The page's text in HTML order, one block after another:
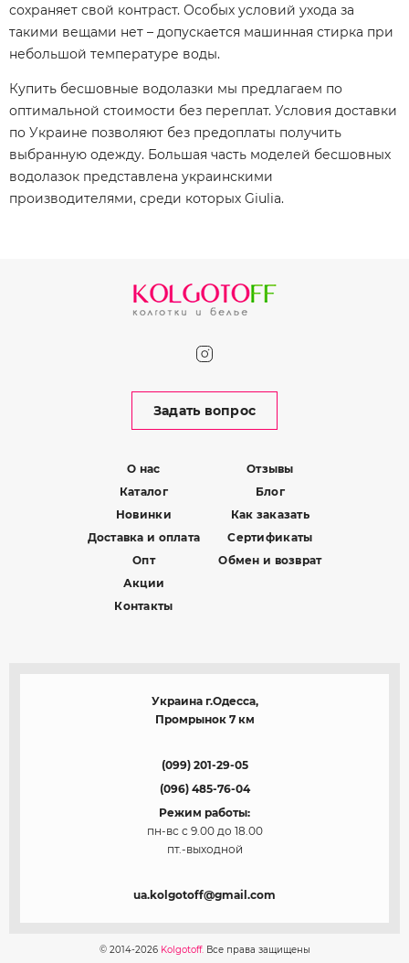
сохраняет свой контраст. Особых условий ухода за
такими вещами нет – допускается машинная стирка при
небольшой температуре воды.
Купить бесшовные водолазки мы предлагаем по
оптимальной стоимости без переплат. Условия доставки
по Украине позволяют без предоплаты получить
выбранную одежду. Большая часть моделей бесшовных
водолазок представлена украинскими
производителями, среди которых Giulia.
Задать вопрос
О нас
Каталог
Новинки
Доставка и оплата
Опт
Акции
Контакты
Отзывы
Блог
Как заказать
Сертификаты
Обмен и возврат
Украина г.Одесса,
Промрынок 7 км
(099) 201-29-05
(096) 485-76-04
Режим работы:
пн-вс с 9.00 до 18.00
пт.-выходной
ua.kolgotoff@gmail.com
© 2014-2026 Kolgotoff. Все права защищены